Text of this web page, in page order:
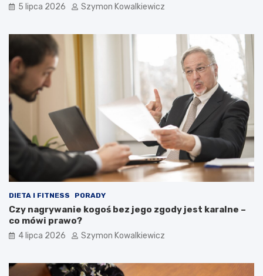
5 lipca 2026 Szymon Kowalkiewicz
DIETA I FITNESS PORADY
Czy nagrywanie kogoś bez jego zgody jest karalne –
co mówi prawo?
4 lipca 2026 Szymon Kowalkiewicz